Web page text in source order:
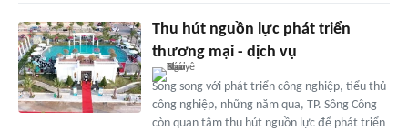
Thu hút nguồn lực phát triển
thương mại - dịch vụ
Song song với phát triển công nghiệp, tiểu thủ
công nghiệp, những năm qua, TP. Sông Công
còn quan tâm thu hút nguồn lực để phát triển